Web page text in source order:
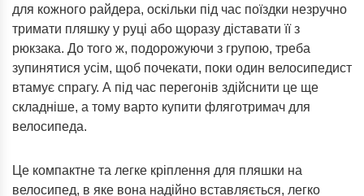
для кожного райдера, оскільки під час поїздки незручно
тримати пляшку у руці або щоразу діставати її з
рюкзака. До того ж, подорожуючи з групою, треба
зупинятися усім, щоб почекати, поки один велосипедист
втамує спрагу. А під час перегонів здійснити це ще
складніше, а тому варто купити фляготримач для
велосипеда.
Це компактне та легке кріплення для пляшки на
велосипед, в яке вона надійно вставляється, легко